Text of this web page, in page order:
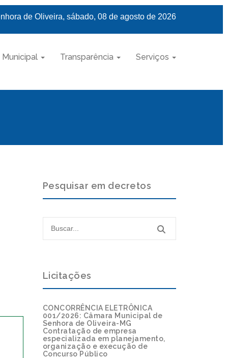
de Oliveira, sábado, 08 de agosto de 2026
Transparência Serviços
Pesquisar em decretos
Licitações
CONCORRÊNCIA ELETRÔNICA
001/2026: Câmara Municipal de
Senhora de Oliveira-MG
Contratação de empresa
especializada em planejamento,
organização e execução de
Concurso Público